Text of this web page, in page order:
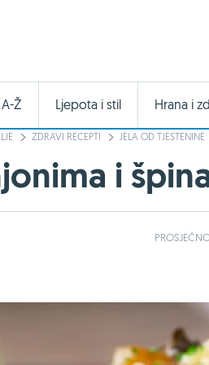
Ž Ljepota i stil Hrana i
ZDRAVI RECEPTI JELA OD TJESTENINE
i